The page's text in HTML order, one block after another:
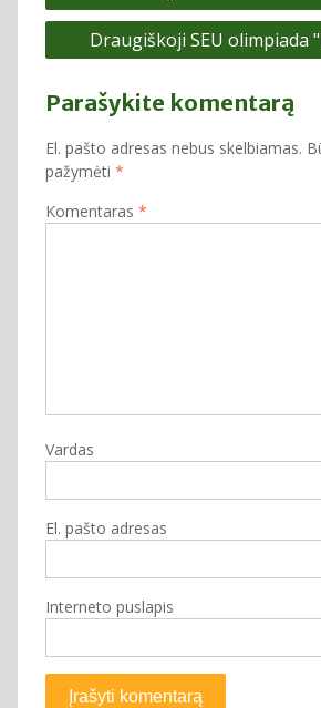
tarp
įrašųDraugiškoji SEU olimpiada
Parašykite komentarą
El. pašto adresas nebus skelbiamas.
pažymėti *
Komentaras *
Vardas
El. pašto adresas
Interneto puslapis